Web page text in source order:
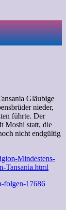
Gläubige
nieder,
führte. Der
Moshi statt, die
nicht endgültig
Mindestens-
Tansania.html
folgen-17686